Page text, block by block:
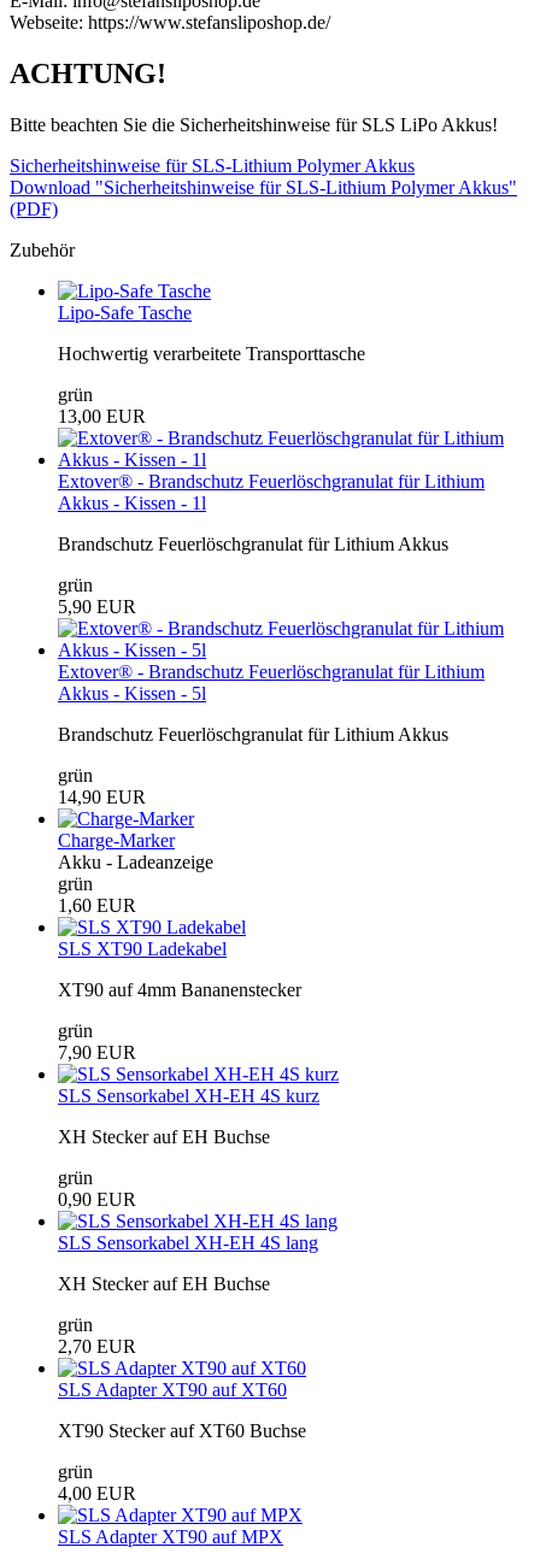
Webseite: https://www.stefansliposhop.de/
ACHTUNG!
Bitte beachten Sie die Sicherheitshinweise für SLS LiPo Akkus!
Sicherheitshinweise für SLS-Lithium Polymer Akkus
Download "Sicherheitshinweise für SLS-Lithium Polymer Akkus"
(PDF)
Zubehör
Lipo-Safe Tasche
Hochwertig verarbeitete Transporttasche
grün
13,00 EUR
Extover® - Brandschutz Feuerlöschgranulat für Lithium
Akkus - Kissen - 1l
Brandschutz Feuerlöschgranulat für Lithium Akkus
grün
5,90 EUR
Extover® - Brandschutz Feuerlöschgranulat für Lithium
Akkus - Kissen - 5l
Brandschutz Feuerlöschgranulat für Lithium Akkus
grün
14,90 EUR
Charge-Marker
Akku - Ladeanzeige
grün
1,60 EUR
SLS XT90 Ladekabel
XT90 auf 4mm Bananenstecker
grün
7,90 EUR
SLS Sensorkabel XH-EH 4S kurz
XH Stecker auf EH Buchse
grün
0,90 EUR
SLS Sensorkabel XH-EH 4S lang
XH Stecker auf EH Buchse
grün
2,70 EUR
SLS Adapter XT90 auf XT60
XT90 Stecker auf XT60 Buchse
grün
4,00 EUR
SLS Adapter XT90 auf MPX